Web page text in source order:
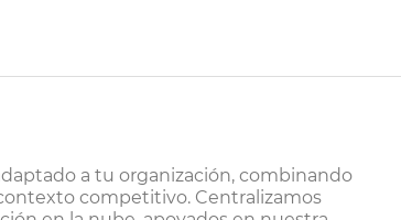
a tu organización, combinando
competitivo. Centralizamos